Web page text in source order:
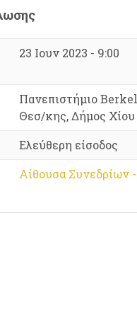
23 Ιουν 2023 - 9:00
Πανεπιστήμιο
Θεσ/κης, Δήμος Χίου
Ελεύθερη είσοδος
Αίθουσα Συνεδρίων